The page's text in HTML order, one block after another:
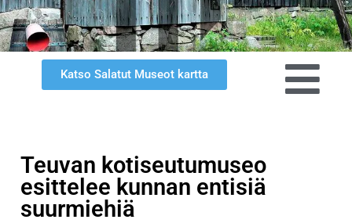
Katso Salatut Museot kartta
Teuvan kotiseutumuseo
esittelee kunnan entisiä
suurmiehiä